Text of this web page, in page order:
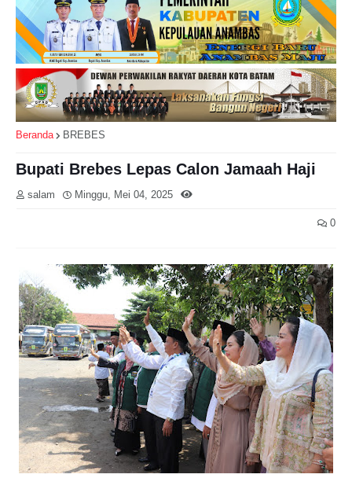
Beranda BREBES
Bupati Brebes Lepas Calon Jamaah Haji
salam Minggu, Mei 04, 2025
0